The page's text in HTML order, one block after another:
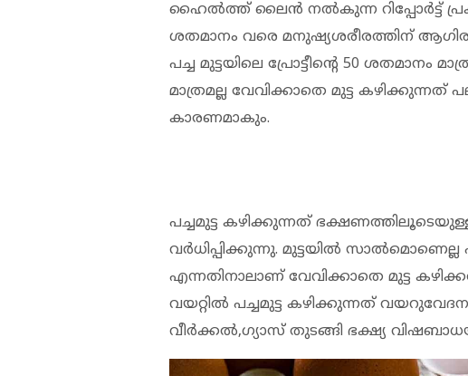
ഹൈല്‍ത്ത് ലൈന്‍ നല്‍കുന്ന റിപ്പോര്‍ട്ട് പ്രകാരം
ശതമാനം വരെ മനുഷ്യശരീരത്തിന്
പച്ച മുട്ടയിലെ പ്രോട്ടീന്റെ 50
മാത്രമല്ല വേവിക്കാതെ മുട്ട
കാരണമാകും.
പച്ചമുട്ട കഴിക്കുന്നത്
വര്‍ധിപ്പിക്കുന്നു. മുട്ടയില്‍ സാല്‍മൊണെല്ല
എന്നതിനാലാണ് വേവിക്കാതെ മുട്ട
വയറ്റില്‍ പച്ചമുട്ട കഴിക്കുന്നത്
വീര്‍ക്കല്‍,ഗ്യാസ് തുടങ്ങി ഭക്ഷ്യ